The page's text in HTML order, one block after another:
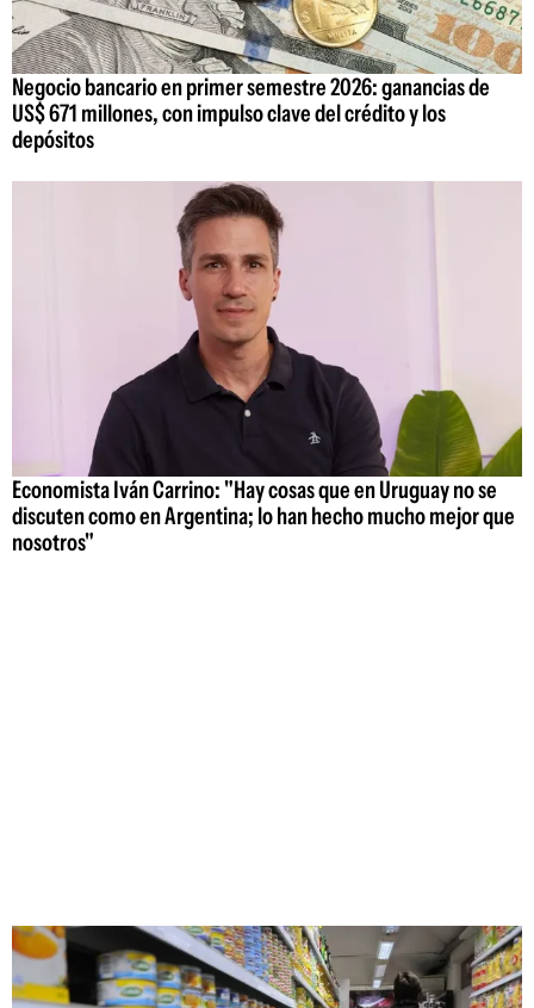
Negocio bancario en primer semestre 2026: ganancias de
US$ 671 millones, con impulso clave del crédito y los
depósitos
Economista Iván Carrino: "Hay cosas que en Uruguay no se
discuten como en Argentina; lo han hecho mucho mejor que
nosotros"